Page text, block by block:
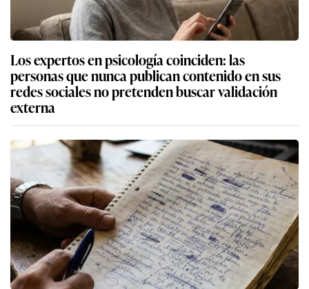
Los expertos en psicología coinciden: las
personas que nunca publican contenido en sus
redes sociales no pretenden buscar validación
externa